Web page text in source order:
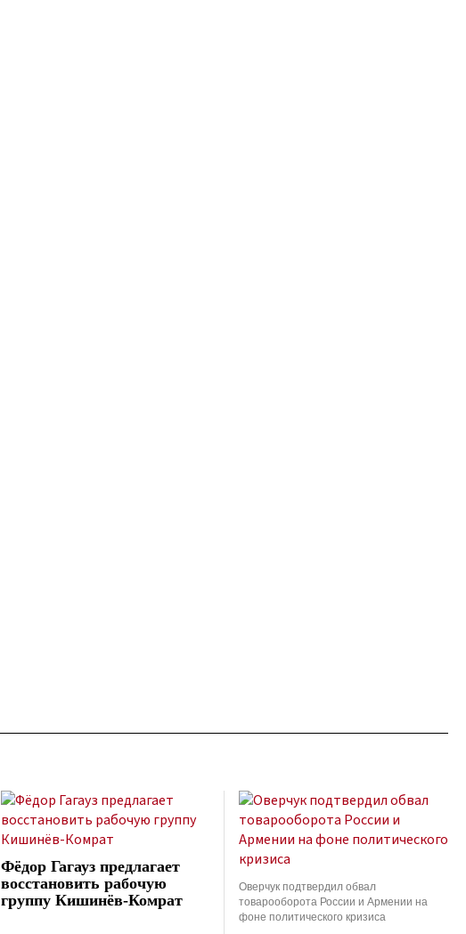
Фёдор Гагауз предлагает
восстановить рабочую
группу Кишинёв-Комрат
Оверчук подтвердил обвал
товарооборота России и Армении на
фоне политического кризиса